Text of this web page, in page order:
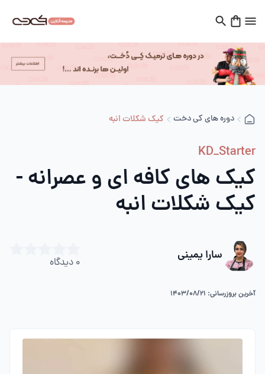
دوره های کی دخت کیک شکلات انبه
KD_Starter
کیک های کافه ای و عصرانه -
کیک شکلات انبه
سارا یمینی 0 دیدگاه
آخرین بروزرسانی: 1403/08/21